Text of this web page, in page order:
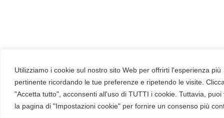
Utilizziamo i cookie sul nostro sito Web per offrirti l'esperienza più
pertinente ricordando le tue preferenze e ripetendo le visite.
"Accetta tutto", acconsenti all'uso di TUTTI i cookie. Tuttavia, puoi
la pagina di "Impostazioni cookie" per fornire un consenso più
awareness diverso dai soliti corsi:
acquistare i volumi, personalizzarli con il
proprio brand o sponsorizzare nuovi
episodi. E come primo regalo, l'episodio